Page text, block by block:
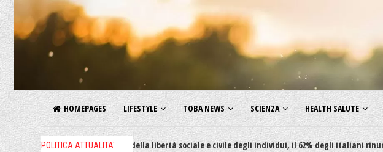
HOMEPAGES LIFESTYLE TOBA NEWS SCIENZA HEALTH SALUTE
POLITICA ATTUALITA'
e decreti restrittivi della libertà sociale e civile degli individui, il 62% degli italiani rinuncia a